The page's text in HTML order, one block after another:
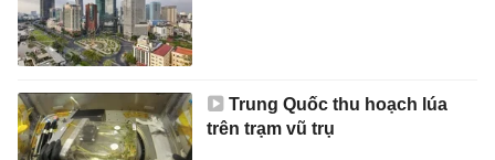
Trung Quốc thu hoạch lúa
trên trạm vũ trụ